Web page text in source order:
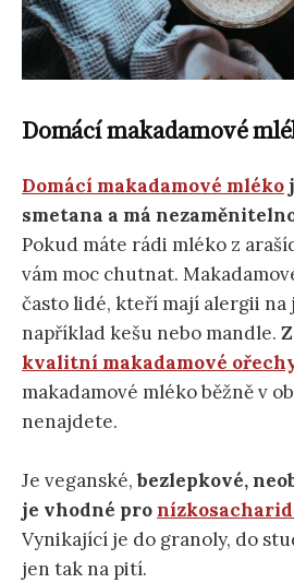
Domácí makadamové
Domácí makadamové mléko
smetana a má
Pokud máte rádi mléko z
vám moc chutnat.
často lidé, kteří mají alergii na
například kešu nebo mandle.
kvalitní makadamové
makadamové mléko běžně v
nenajdete.
Je veganské,bezlepkové,
je vhodné pro
Vynikající je do granoly, do
jen tak na pití.